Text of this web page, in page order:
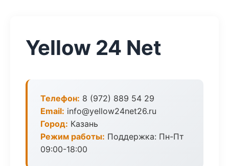
Yellow 24 Net
Телефон: 8 (972) 889 54 29
Email: info@yellow24net26.ru
Город: Казань
Режим работы: Поддержка: Пн-Пт
09:00-18:00